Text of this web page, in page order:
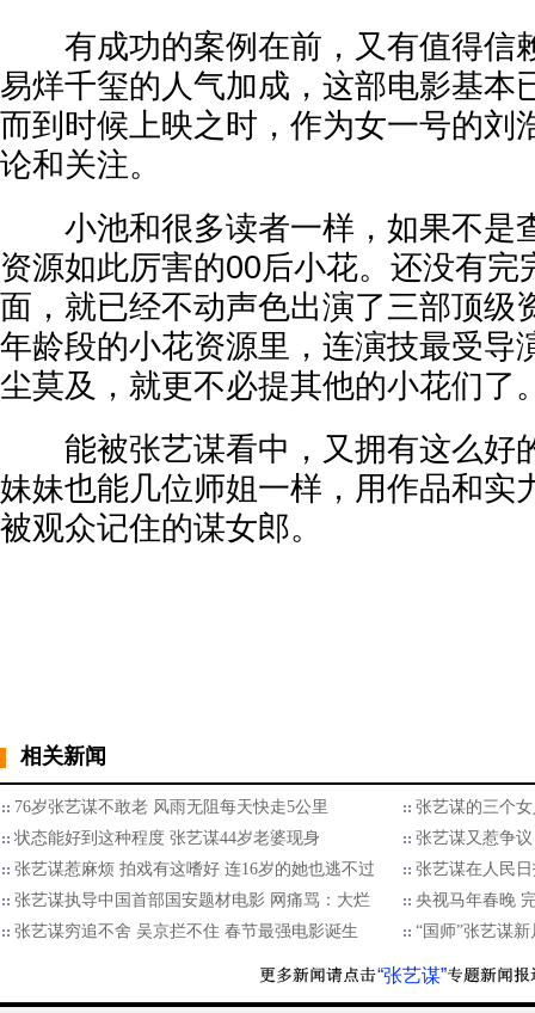
有成功的案例在前，又有值得信
易烊千玺的人气加成，这部电影基本
而到时候上映之时，作为女一号的刘
论和关注。
小池和很多读者一样，如果不是
资源如此厉害的00后小花。还没有完
面，就已经不动声色出演了三部顶级
年龄段的小花资源里，连演技最受导
尘莫及，就更不必提其他的小花们了
能被张艺谋看中，又拥有这么好
妹妹也能几位师姐一样，用作品和实
被观众记住的谋女郎。
相关新闻
76岁张艺谋不敢老 风雨无阻每天快走5公里
张艺谋的三个
状态能好到这种程度 张艺谋44岁老婆现身
张艺谋又惹争
张艺谋惹麻烦 拍戏有这嗜好 连16岁的她也逃不过
张艺谋在人民
张艺谋执导中国首部国安题材电影 网痛骂：大烂
央视马年春晚
张艺谋穷追不舍 吴京拦不住 春节最强电影诞生
“国师”张艺谋
“张艺谋”